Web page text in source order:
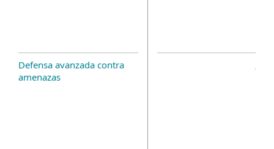
Defensa avanzada contra
amenazas